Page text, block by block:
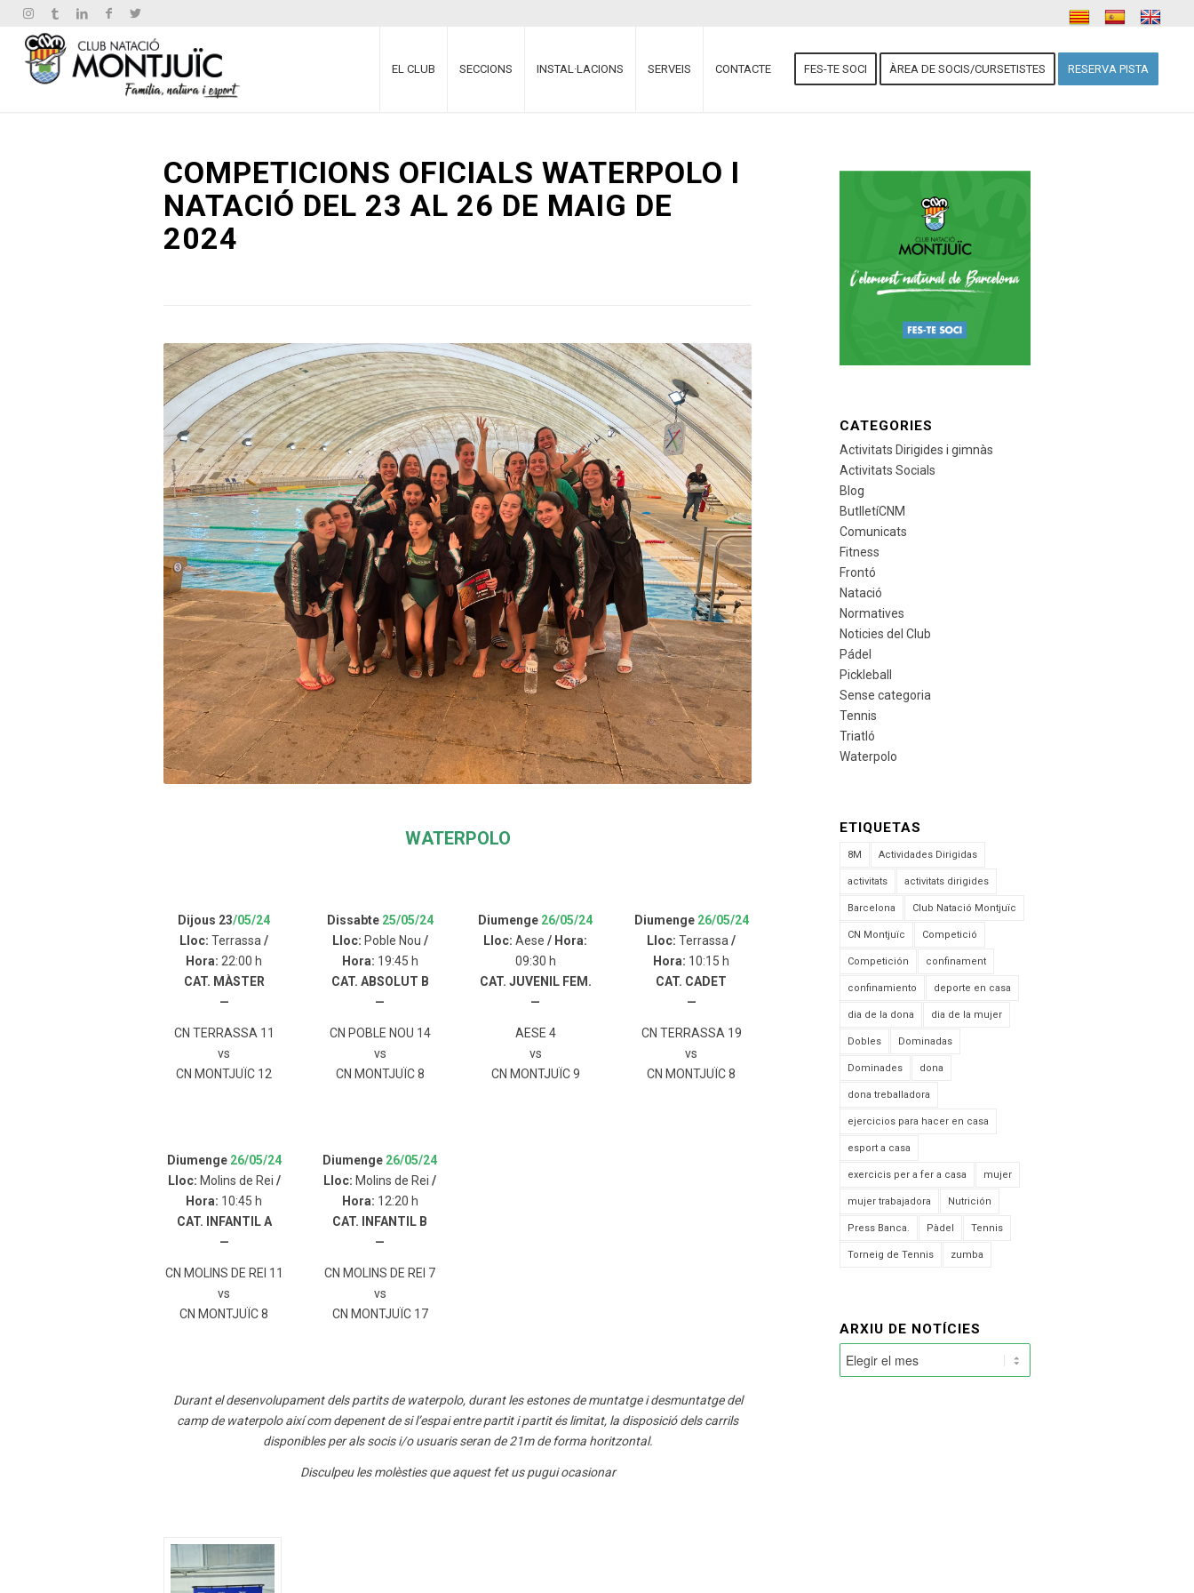
EL CLUB SECCIONS INSTAL·LACIONS SERVEIS CONTACTE FES-TE SOCI ÀREA DE SOCIS/CURSETISTES RESERVA PISTA
COMPETICIONS OFICIALS WATERPOLO I
NATACIÓ DEL 23 AL 26 DE MAIG DE
2024
WATERPOLO
Dijous 23/05/24
Lloc:Terrassa/
Hora:22:00 h
CAT. MÀSTER
—
CN TERRASSA 11
vs
CN MONTJUÏC 12
Dissabte 25/05/24
Lloc: Poble Nou /
Hora: 19:45 h
CAT. ABSOLUT B
—
CN POBLE NOU 14
vs
CN MONTJUÏC 8
Diumenge 26/05/24
Lloc:Aese / Hora:
09:30 h
CAT. JUVENIL FEM.
—
AESE 4
vs
CN MONTJUÏC 9
Diumenge 26/05/24
Lloc:Terrassa/
Hora: 10:15 h
CAT. CADET
—
CN TERRASSA 19
vs
CN MONTJUÏC 8
Diumenge 26/05/24
Lloc: Molins de Rei /
Hora: 10:45 h
CAT. INFANTIL A
—
CN MOLINS DE REI 11
vs
CN MONTJUÏC 8
Diumenge 26/05/24
Lloc: Molins de Rei /
Hora: 12:20 h
CAT. INFANTIL B
—
CN MOLINS DE REI 7
vs
CN MONTJUÏC 17
Durant el desenvolupament dels partits de waterpolo, durant les estones de muntatge i desmuntatge del
camp de waterpolo així com depenent de si l’espai entre partit i partit és limitat, la disposició dels carrils
disponibles per als socis i/o usuaris seran de 21m de forma horitzontal.
Disculpeu les molèsties que aquest fet us pugui ocasionar
CATEGORIES
Activitats Dirigides i gimnàs
Activitats Socials
Blog
ButlletíCNM
Comunicats
Fitness
Frontó
Natació
Normatives
Noticies del Club
Pádel
Pickleball
Sense categoria
Tennis
Triatló
Waterpolo
ETIQUETAS
8M Actividades Dirigidas
activitats activitats dirigides
Barcelona Club Natació Montjuïc
CN Montjuïc Competició
Competición confinament
confinamiento deporte en casa
dia de la dona dia de la mujer
Dobles Dominadas
Dominades dona
dona treballadora
ejercicios para hacer en casa
esport a casa
exercicis per a fer a casa mujer
mujer trabajadora Nutrición
Press Banca. Pàdel Tennis
Torneig de Tennis zumba
ARXIU DE NOTÍCIES